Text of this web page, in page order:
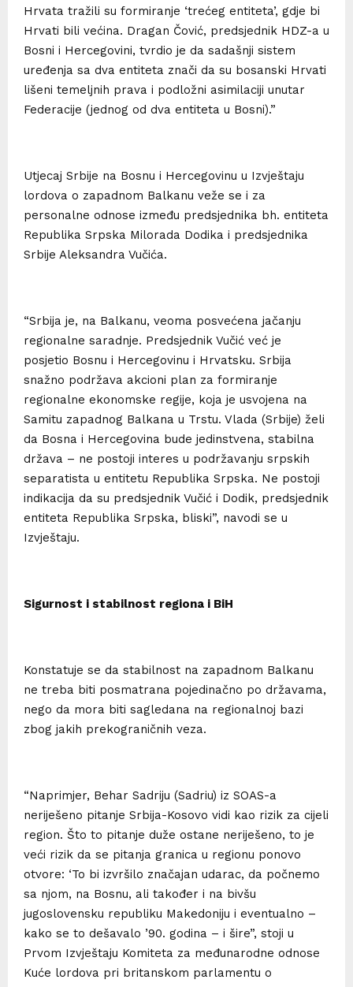
Hrvata tražili su formiranje ‘trećeg entiteta’, gdje bi
Hrvati bili većina. Dragan Čović, predsjednik HDZ-a u
Bosni i Hercegovini, tvrdio je da sadašnji sistem
uređenja sa dva entiteta znači da su bosanski Hrvati
lišeni temeljnih prava i podložni asimilaciji unutar
Federacije (jednog od dva entiteta u Bosni).”
Utjecaj Srbije na Bosnu i Hercegovinu u Izvještaju
lordova o zapadnom Balkanu veže se i za
personalne odnose između predsjednika bh. entiteta
Republika Srpska Milorada Dodika i predsjednika
Srbije Aleksandra Vučića.
“Srbija je, na Balkanu, veoma posvećena jačanju
regionalne saradnje. Predsjednik Vučić već je
posjetio Bosnu i Hercegovinu i Hrvatsku. Srbija
snažno podržava akcioni plan za formiranje
regionalne ekonomske regije, koja je usvojena na
Samitu zapadnog Balkana u Trstu. Vlada (Srbije) želi
da Bosna i Hercegovina bude jedinstvena, stabilna
država – ne postoji interes u podržavanju srpskih
separatista u entitetu Republika Srpska. Ne postoji
indikacija da su predsjednik Vučić i Dodik, predsjednik
entiteta Republika Srpska, bliski”, navodi se u
Izvještaju.
Sigurnost i stabilnost regiona i BiH
Konstatuje se da stabilnost na zapadnom Balkanu
ne treba biti posmatrana pojedinačno po državama,
nego da mora biti sagledana na regionalnoj bazi
zbog jakih prekograničnih veza.
“Naprimjer, Behar Sadriju (Sadriu) iz SOAS-a
neriješeno pitanje Srbija-Kosovo vidi kao rizik za cijeli
region. Što to pitanje duže ostane neriješeno, to je
veći rizik da se pitanja granica u regionu ponovo
otvore: ‘To bi izvršilo značajan udarac, da počnemo
sa njom, na Bosnu, ali također i na bivšu
jugoslovensku republiku Makedoniju i eventualno –
kako se to dešavalo ’90. godina – i šire”, stoji u
Prvom Izvještaju Komiteta za međunarodne odnose
Kuće lordova pri britanskom parlamentu o